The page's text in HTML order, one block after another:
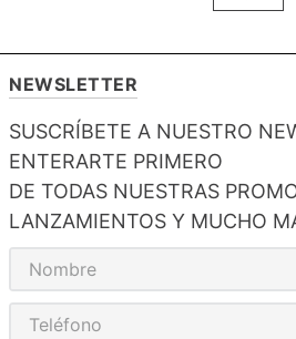
NEWSLETTER
SUSCRÍBETE A NUESTRO
ENTERARTE PRIMERO
DE TODAS NUESTRAS
LANZAMIENTOS Y MUCHO